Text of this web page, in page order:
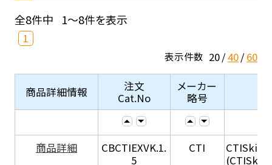
全8件中 1～8件を表示
1
表示件数 20 40 60
商品詳細情報
注文
Cat.No
メーカー
略号
商品詳細
CBCTIEXVK.1.
5
CTI